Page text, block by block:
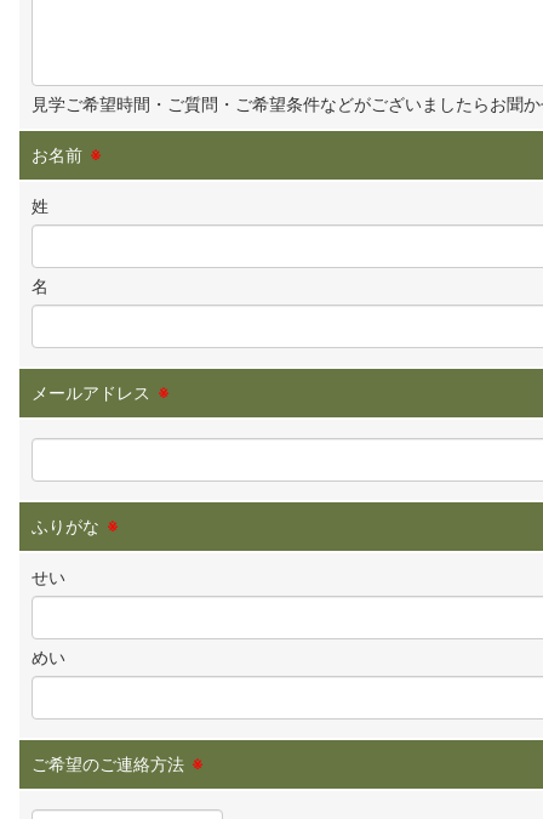
見学ご希望時間・ご質問・ご希望条件などがございましたらお聞
お名前 ※
姓
名
メールアドレス ※
ふりがな ※
せい
めい
ご希望のご連絡方法 ※